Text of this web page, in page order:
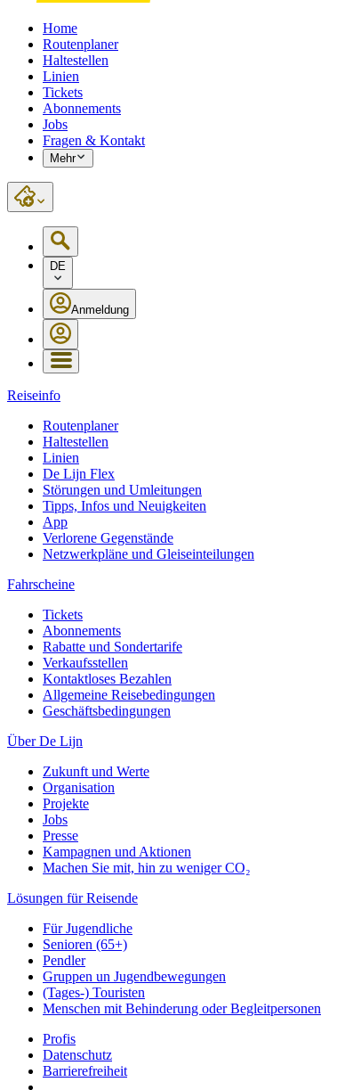
Home
Routenplaner
Haltestellen
Linien
Tickets
Abonnements
Jobs
Fragen & Kontakt
Mehr
DE
Anmeldung
Reiseinfo
Routenplaner
Haltestellen
Linien
De Lijn Flex
Störungen und Umleitungen
Tipps, Infos und Neuigkeiten
App
Verlorene Gegenstände
Netzwerkpläne und Gleiseinteilungen
Fahrscheine
Tickets
Abonnements
Rabatte und Sondertarife
Verkaufsstellen
Kontaktloses Bezahlen
Allgemeine Reisebedingungen
Geschäftsbedingungen
Über De Lijn
Zukunft und Werte
Organisation
Projekte
Jobs
Presse
Kampagnen und Aktionen
Machen Sie mit, hin zu weniger CO₂
Lösungen für Reisende
Für Jugendliche
Senioren (65+)
Pendler
Gruppen un Jugendbewegungen
(Tages-) Touristen
Menschen mit Behinderung oder Begleitpersonen
Profis
Datenschutz
Barrierefreiheit